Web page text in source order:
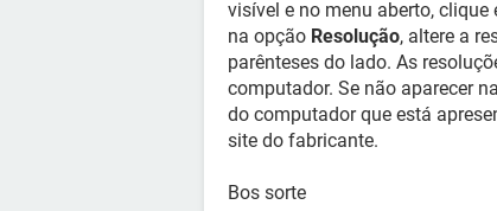
visível e no menu aberto, clique
na opção Resolução, altere a
parênteses do lado. As
computador. Se não aparecer
do computador que está
site do fabricante.
Bos sorte